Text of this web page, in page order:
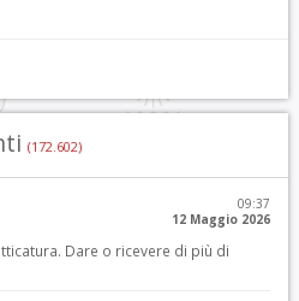
(172.602)
09:37
12 Maggio 2026
Dare o ricevere di più di